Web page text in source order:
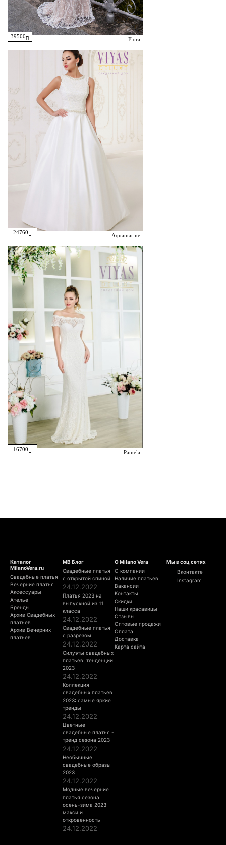
39500 Flora
24760 Aquamarine
16700 Pamela
Каталог
MilanoVera.ru
Свадебные платья
Вечерние платья
Аксессуары
Ателье
Бренды
Архив Свадебных
платьев
Архив Вечерних
платьев
МВ Блог
Свадебные платья
с открытой спиной
24.12.2022
Платья 2023 на
выпускной из 11
класса
24.12.2022
Свадебные платья
с разрезом
24.12.2022
Силуэты свадебных
платьев: тенденции
2023
24.12.2022
Коллекция
свадебных платьев
2023: самые яркие
тренды
24.12.2022
Цветные
свадебные платья -
тренд сезона 2023
24.12.2022
Необычные
свадебные образы
2023
24.12.2022
Модные вечерние
платья сезона
осень-зима 2023:
макси и
откровенность
24.12.2022
О Milano Vera
О компании
Наличие платьев
Вакансии
Контакты
Скидки
Наши красавицы
Отзывы
Оптовые продажи
Оплата
Доставка
Карта сайта
Мы в соц сетях
Вконтакте
Instagram